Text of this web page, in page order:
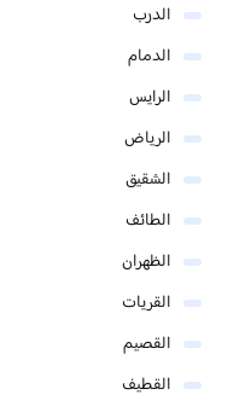
الدرب
الدمام
الرايس
الرياض
الشقيق
الطائف
الظهران
القريات
القصيم
القطيف